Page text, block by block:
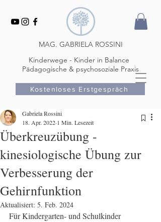
MAG. GABRIELA ROSSINI
Kinderwege - Kinder in Balance
Pädagogische & psychosoziale Praxis
Kostenloses Erstgespräch
Überkreuzübung -
kinesiologische Übung zur
Verbesserung der
Gehirnfunktion
Gabriela Rossini
18. Apr. 2022 1 Min. Lesezeit
Aktualisiert: 5. Feb. 2024
Für Kindergarten- und Schulkinder